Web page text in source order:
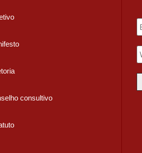
consultivo